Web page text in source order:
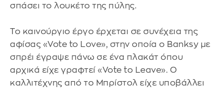
σπάσει το λουκέτο της πύλης.
Το καινούργιο έργο έρχεται σε συνέχεια της
αφίσας «Vote to Love», στην οποία ο Banksy με
σπρέι έγραψε πάνω σε ένα πλακάτ όπου
αρχικά είχε γραφτεί «Vote to Leave». Ο
καλλιτέχνης από το Μπρίστολ είχε υποβάλλει